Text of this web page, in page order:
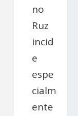
no
Ruz
incid
e
espe
cialm
ente